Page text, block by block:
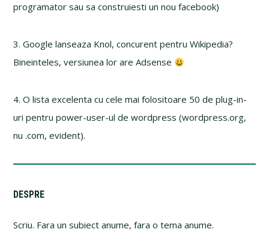
programator sau sa construiesti un nou facebook)
3. Google lanseaza Knol, concurent pentru Wikipedia?
Bineinteles, versiunea lor are Adsense
4. O lista excelenta cu cele mai folositoare 50 de plug-in-
uri pentru power-user-ul de wordpress (wordpress.org,
nu .com, evident).
Primary
Sidebar
DESPRE
Scriu. Fara un subiect anume, fara o tema anume.